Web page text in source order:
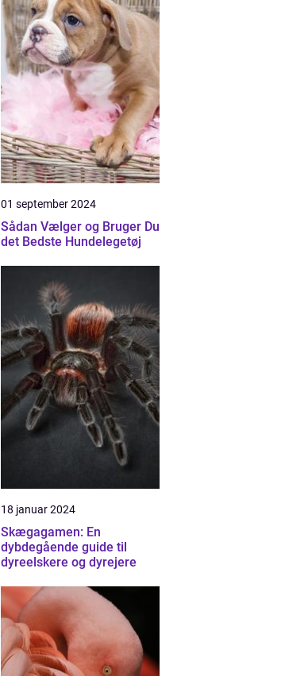
01 september 2024
Sådan Vælger og Bruger Du
det Bedste Hundelegetøj
18 januar 2024
Skægagamen: En
dybdegående guide til
dyreelskere og dyrejere